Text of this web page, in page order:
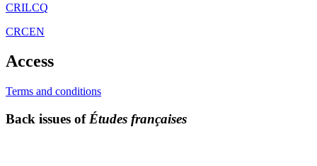
CRILCQ
CRCEN
Access
Terms and conditions
Back issues of Études françaises